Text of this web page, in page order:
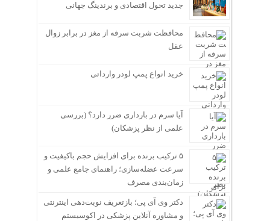
جدید تحول اقتصادی و برندینگ جهانی
محافظت شربت سرفه از مغز در برابر زوال
عقل
خرید انواع پمپ لودر وارداتی
آیا سرم در بارداری ضرر دارد؟ (بررسی
علمی از نظر پزشکان)
۵ ترکیب برنده برای افزایش حجم باکیفیت و
سرعت عضله‌سازی؛ راهنمای جامع علمی و
زمان‌بندی مصرف
دکتر وی آی پی؛ بازتعریف نوبت‌دهی اینترنتی
و مشاوره آنلاین پزشکی در اکوسیستم